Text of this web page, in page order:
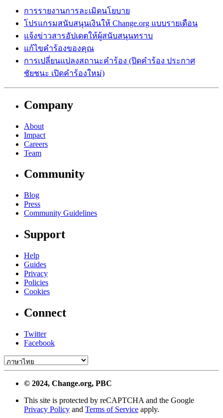
การรายงานการละเมิดนโยบาย
โปรแกรมสนับสนุนเงินให้ Change.org แบบรายเดือน
แจ้งข่าวสารอัปเดตให้ผู้สนับสนุนทราบ
แก้ไขคำร้องของคุณ
การเปลี่ยนแปลงสถานะคำร้อง (ปิดคำร้อง ประกาศ
ชัยชนะ เปิดคำร้องใหม่)
Company
About
Impact
Careers
Team
Community
Blog
Press
Community Guidelines
Support
Help
Guides
Privacy
Policies
Cookies
Connect
Twitter
Facebook
© 2024, Change.org, PBC
This site is protected by reCAPTCHA and the Google
Privacy Policy and Terms of Service apply.